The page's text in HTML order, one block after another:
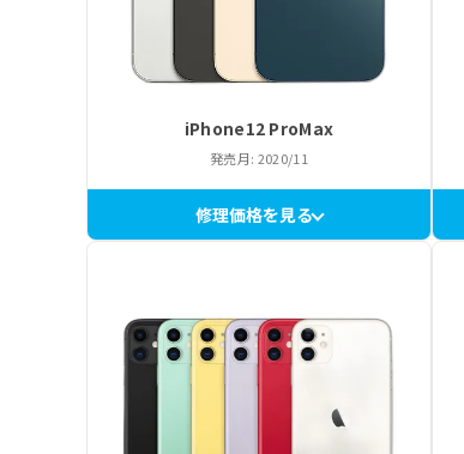
iPhone12 ProMax
発売月: 2020/11
修理価格を見る